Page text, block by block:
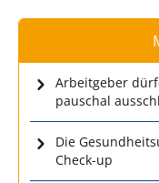
Arbeitgeber
pauschal
Die
Check-up